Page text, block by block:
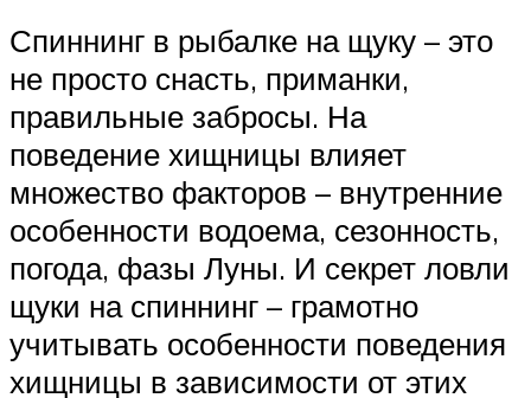
Спиннинг в рыбалке на щуку – это
не просто снасть, приманки,
правильные забросы. На
поведение хищницы влияет
множество факторов – внутренние
особенности водоема, сезонность,
погода, фазы Луны. И секрет ловли
щуки на спиннинг – грамотно
учитывать особенности поведения
хищницы в зависимости от этих